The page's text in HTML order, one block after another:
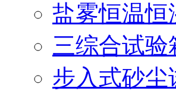
盐雾恒温恒
三综合试验
步入式砂尘